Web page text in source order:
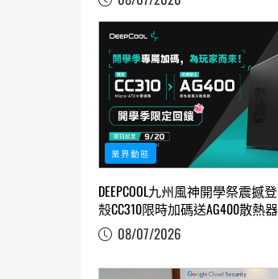
業界動態
DEEPCOOL九州風神開學祭震撼
殼CC310限時加碼送AG400散熱器
08/07/2026